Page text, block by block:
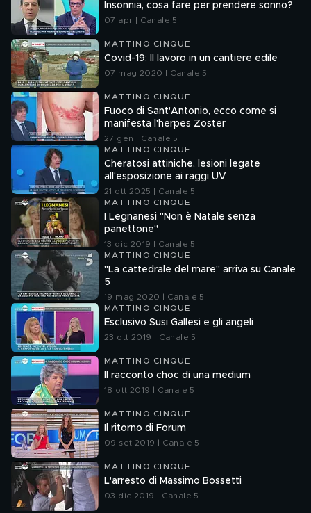
Insonnia, cosa fare per prendere sonno?
07 apr | Canale 5
MATTINO CINQUE
Covid-19: Il lavoro in un cantiere edile
07 mag 2020 | Canale 5
MATTINO CINQUE
Fuoco di Sant'Antonio, ecco come si
manifesta l'herpes Zoster
27 gen | Canale 5
MATTINO CINQUE
Cheratosi attiniche, lesioni legate
all'esposizione ai raggi UV
21 ott 2025 | Canale 5
MATTINO CINQUE
I Legnanesi "Non è Natale senza
panettone"
13 dic 2019 | Canale 5
MATTINO CINQUE
"La cattedrale del mare" arriva su Canale
5
19 mag 2020 | Canale 5
MATTINO CINQUE
Esclusivo Susi Gallesi e gli angeli
23 ott 2019 | Canale 5
MATTINO CINQUE
Il racconto choc di una medium
18 ott 2019 | Canale 5
MATTINO CINQUE
Il ritorno di Forum
09 set 2019 | Canale 5
MATTINO CINQUE
L'arresto di Massimo Bossetti
03 dic 2019 | Canale 5